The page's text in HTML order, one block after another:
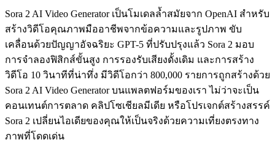
Sora 2 AI Video Generator เป็นโมเดลล้ำสมัยจาก OpenAI สำหรับ
สร้างวิดีโอคุณภาพมืออาชีพจากข้อความและรูปภาพ ขับ
เคลื่อนด้วยปัญญาอัจฉริยะ GPT-5 ที่ปรับปรุงแล้ว Sora 2 มอบ
การจำลองฟิสิกส์ขั้นสูง การรองรับเสียงดั้งเดิม และการสร้าง
วิดีโอ 10 วินาทีที่น่าทึ่ง มีวิดีโอกว่า 800,000 รายการถูกสร้างด้วย
Sora 2 AI Video Generator บนแพลตฟอร์มของเรา ไม่ว่าจะเป็น
คอนเทนต์การตลาด คลิปโซเชียลมีเดีย หรือโปรเจกต์สร้างสรรค์
Sora 2 เปลี่ยนไอเดียของคุณให้เป็นจริงด้วยความเที่ยงตรงทาง
ภาพที่โดดเด่น